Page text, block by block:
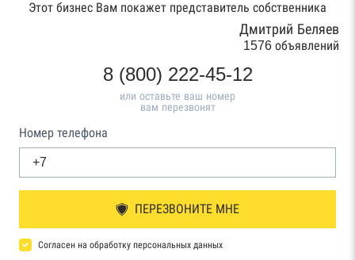
Этот бизнес Вам покажет представитель собственника
Дмитрий Беляев
1576 объявлений
8 (800) 222-45-12
или оставьте ваш номер
вам перезвонят
Номер телефона
ПЕРЕЗВОНИТЕ МНЕ
Согласен на обработку персональных данных